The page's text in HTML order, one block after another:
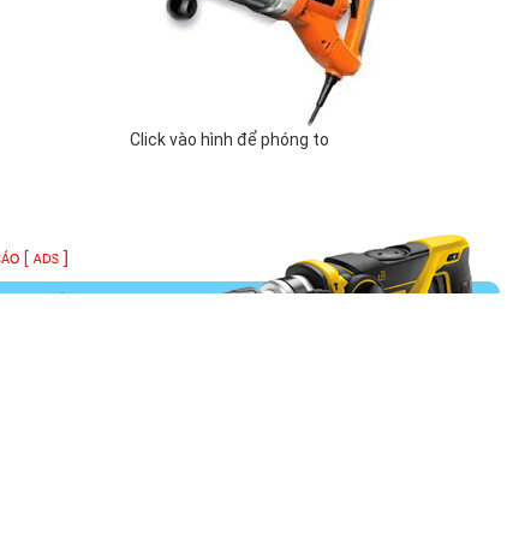
Click vào hình để phóng to